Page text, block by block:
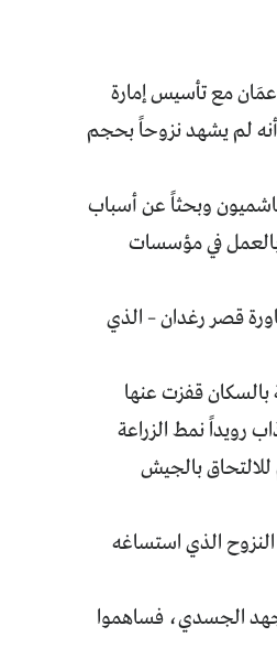
عمَان مع تأسيس إمارة
1921 التي تحولت إلى مملكة بعد الاستقلال في العام 1946. غير أنه لم يشهد نزوحاً بحجم
وبحثاً عن أسباب
بالعمل في مؤسسات
قصر رغدان – الذي
بالسكان قفزت عنها
رويداً نمط الزراعة
بالجيش
الذي استساغه
الجسدي، فساهموا